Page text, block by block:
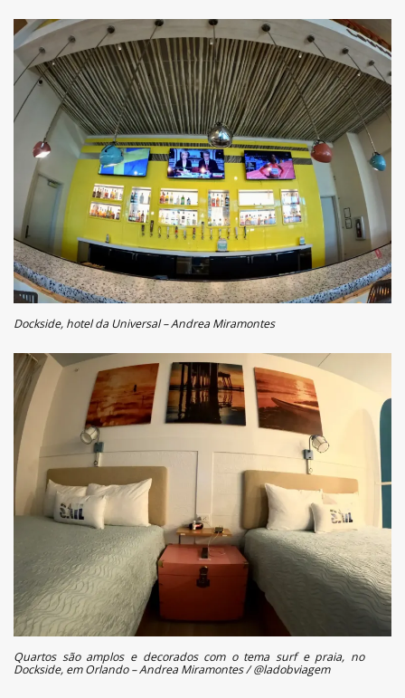
Dockside, hotel da Universal – Andrea Miramontes
Quartos são amplos e decorados com o tema surf e praia, no
Dockside, em Orlando – Andrea Miramontes / @ladobviagem